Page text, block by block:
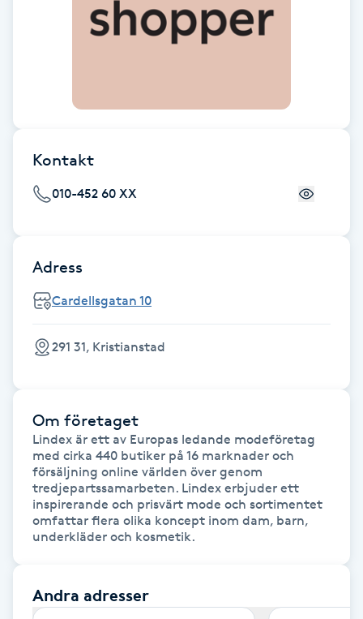
Brynfärgning
Brynplockning
C
Celluliter
Coachning
Cryoterapi
Damklippning
Dermapen
Diamantslipning
Kontakt
010-452 60 XX
Adress
Cardellsgatan 10
291 31, Kristianstad
Om företaget
Lindex är ett av Europas ledande modeföretag
med cirka 440 butiker på 16 marknader och
försäljning online världen över genom
tredjepartssamarbeten. Lindex erbjuder ett
inspirerande och prisvärt mode och sortimentet
omfattar flera olika koncept inom dam, barn,
underkläder och kosmetik.
Andra adresser